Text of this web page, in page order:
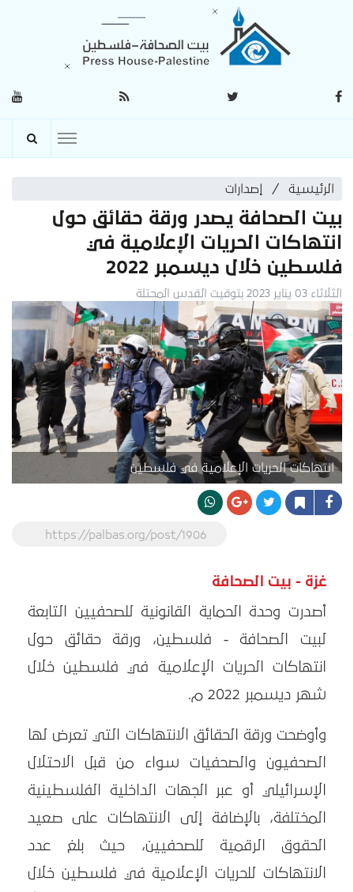
الرئيسية إصدارات
بيت الصحافة يصدر ورقة حقائق حول
انتهاكات الحريات الإعلامية في
فلسطين خلال ديسمبر 2022
الثلاثاء 03 يناير 2023 بتوقيت القدس المحتلة
انتهاكات الحريات الإعلامية في فلسطين
https://palbas.org/post/1906
غزة - بيت الصحافة
أصدرت وحدة الحماية القانونية للصحفيين التابعة
لبيت الصحافة - فلسطين، ورقة حقائق حول
انتهاكات الحريات الإعلامية في فلسطين خلال
شهر ديسمبر 2022 م.
وأوضحت ورقة الحقائق الانتهاكات التي تعرض لها
الصحفيون والصحفيات سواء من قبل الاحتلال
الإسرائيلي أو عبر الجهات الداخلية الفلسطينية
المختلفة، بالإضافة إلى الانتهاكات على صعيد
الحقوق الرقمية للصحفيين، حيث بلغ عدد
الانتهاكات للحريات الإعلامية في فلسطين خلال